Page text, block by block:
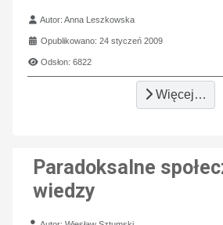
Szczegóły
Autor:Anna Leszkowska
Opublikowano: 24 styczeń 2009
Odsłon: 6822
Więcej…
Paradoksalne
wiedzy